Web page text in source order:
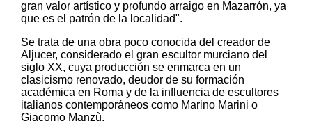
gran valor artístico y profundo arraigo en Mazarrón, ya
que es el patrón de la localidad".
Se trata de una obra poco conocida del creador de
Aljucer, considerado el gran escultor murciano del
siglo XX, cuya producción se enmarca en un
clasicismo renovado, deudor de su formación
académica en Roma y de la influencia de escultores
italianos contemporáneos como Marino Marini o
Giacomo Manzù.